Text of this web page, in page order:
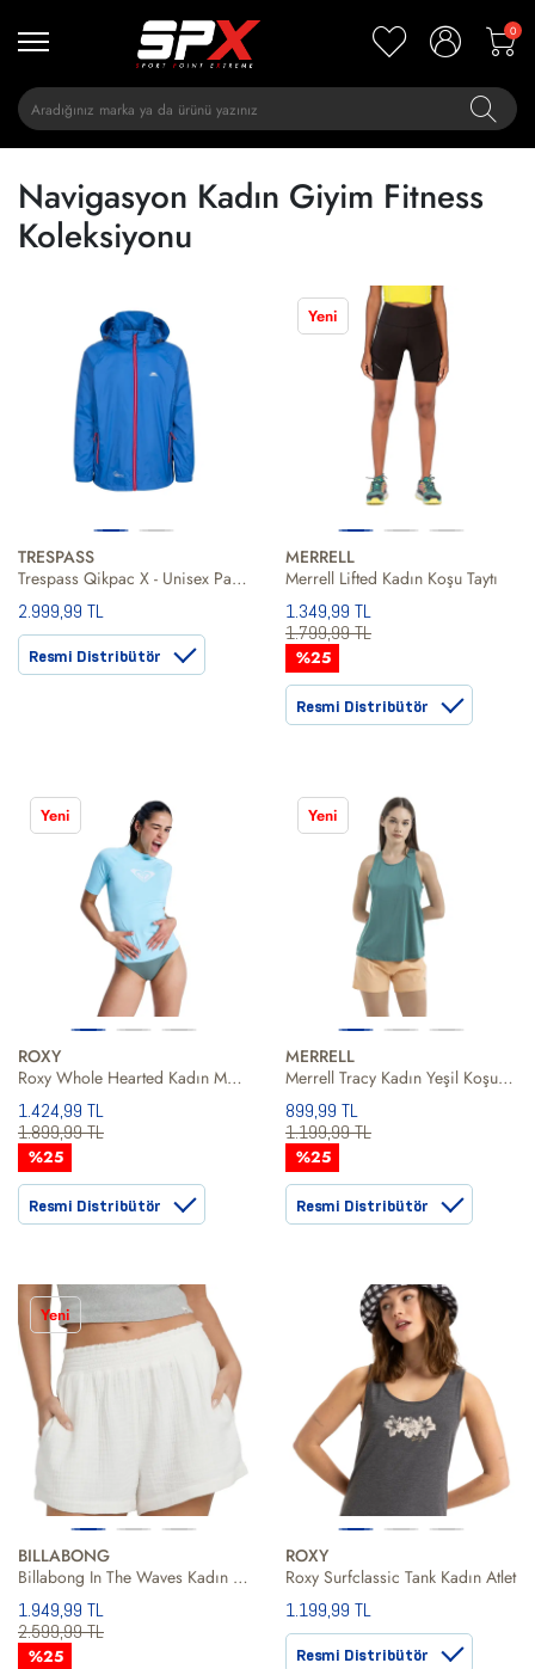
0
Navigasyon Kadın Giyim Fitness
Koleksiyonu
TRESPASS
Trespass Qikpac X - Unisex Packaway Unisex Yağmurluk
2.999,99 TL
Resmi Distribütör
Yeni
MERRELL
Merrell Lifted Kadın Koşu Taytı
1.349,99 TL
1.799,99 TL
%25
Resmi Distribütör
Yeni
ROXY
Roxy Whole Hearted Kadın Mavi Lycra
1.424,99 TL
1.899,99 TL
%25
Resmi Distribütör
Yeni
MERRELL
Merrell Tracy Kadın Yeşil Koşu Atleti
899,99 TL
1.199,99 TL
%25
Resmi Distribütör
Yeni
BILLABONG
Billabong In The Waves Kadın Şort
1.949,99 TL
2.599,99 TL
%25
ROXY
Roxy Surfclassic Tank Kadın Atlet
1.199,99 TL
Resmi Distribütör